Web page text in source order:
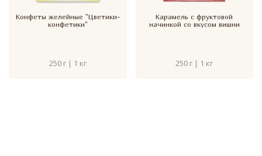
Конфеты желейные "Цветики-
конфетики"
250 г | 1 кг
Карамель с фруктовой
начинкой со вкусом вишни
250 г | 1 кг